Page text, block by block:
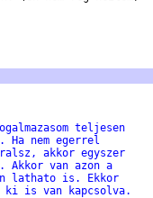
teljesen
Ha nem egerrel
akkor egyszer
van azon a
lathato is. Ekkor
ki is van kapcsolva.